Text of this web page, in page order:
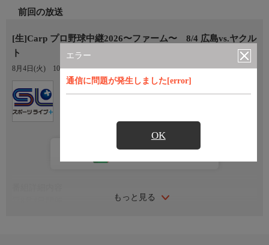
エラー
通信に問題が発生しました[error]
OK
前回の放送
[生]Carp プロ野球中継2026〜ファーム〜 8/4 広島vs.ヤクル
ト
8月4日(火) 10:25〜14:00
Ch.410
スポーツライブ＋
もっと見る